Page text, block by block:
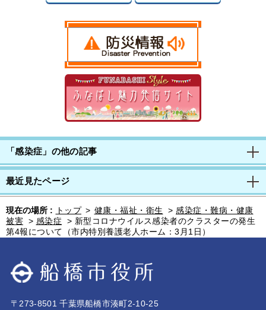
「感染症」の他の記事
最近見たページ
現在の場所 : トップ > 健康・福祉・衛生 > 感染症・難病・健康
被害 > 感染症 > 新型コロナウイルス感染者のクラスターの発生
第4報について（市内特別養護老人ホーム：3月1日）
〒273-8501 千葉県船橋市湊町2-10-25